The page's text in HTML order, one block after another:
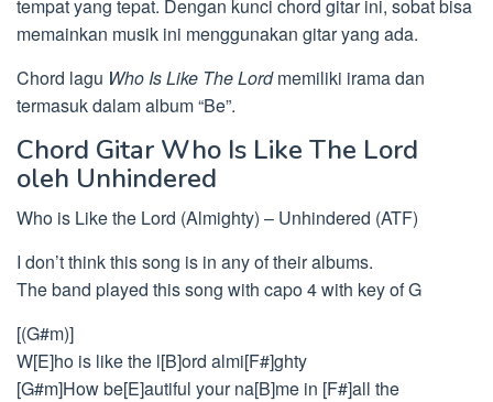
tempat yang tepat. Dengan kunci chord gitar ini, sobat bisa
memainkan musik ini menggunakan gitar yang ada.
Chord lagu Who Is Like The Lordmemiliki irama dan
termasuk dalam album “Be”.
Chord Gitar Who Is Like The Lord
oleh Unhindered
Who is Like the Lord (Almighty) – Unhindered (ATF)
I don’t think this song is in any of their albums.
The band played this song with capo 4 with key of G
[(G#m)]
W[E]ho is like the l[B]ord almi[F#]ghty
[G#m]How be[E]autiful your na[B]me in [F#]all the